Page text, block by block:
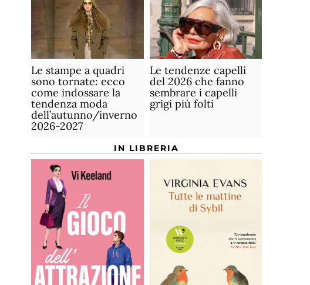
Le stampe a quadri
sono tornate: ecco
come indossare la
tendenza moda
dell’autunno/inverno
2026-2027
Le tendenze capelli
del 2026 che fanno
sembrare i capelli
grigi più folti
IN LIBRERIA